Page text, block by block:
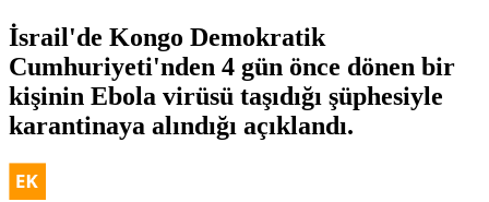
İsrail'de Kongo Demokratik
Cumhuriyeti'nden 4 gün önce dönen bir
kişinin Ebola virüsü taşıdığı şüphesiyle
karantinaya alındığı açıklandı.